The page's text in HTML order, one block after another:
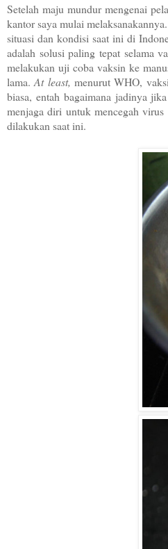
Setelah maju mundur mengenai
kantor saya mulai
situasi dan kondisi saat ini di
adalah solusi paling tepat selama
melakukan uji coba vaksin ke
lama.At least, menurut WHO,
biasa, entah bagaimana jadinya
menjaga diri untuk mencegah
dilakukan saat ini.